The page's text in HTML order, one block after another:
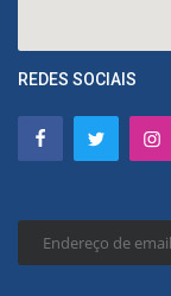
REDES SOCIAIS